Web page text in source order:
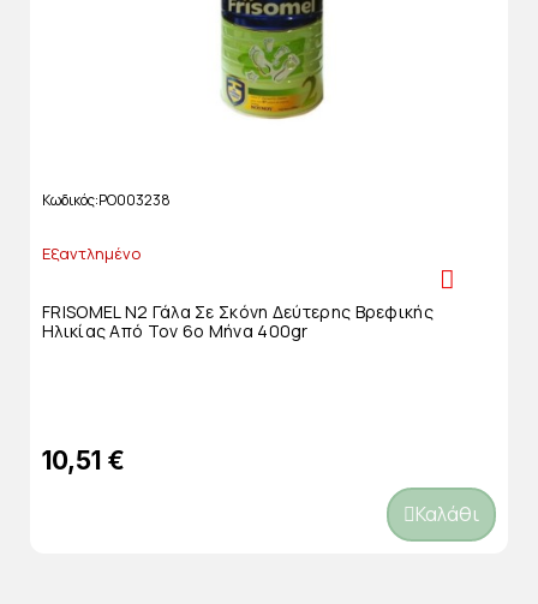
Κωδικός PO003238
Εξαντλημένο
FRISOMEL N2 Γάλα Σε Σκόνη Δεύτερης Βρεφικής
Ηλικίας Από Τον 6ο Μήνα 400gr
10,51 €
Καλάθι